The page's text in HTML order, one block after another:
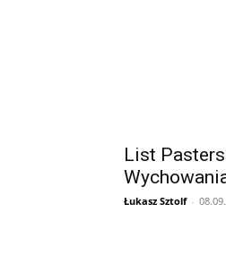
List
Łukasz Sztolf -